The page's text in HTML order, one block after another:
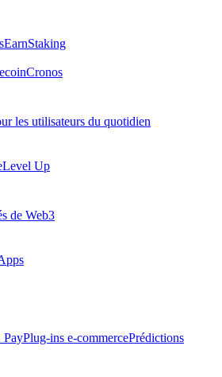
EarnStaking
Cronos
les utilisateurs du quotidien
Level Up
de Web3
PayPlug-ins e-commercePrédictions